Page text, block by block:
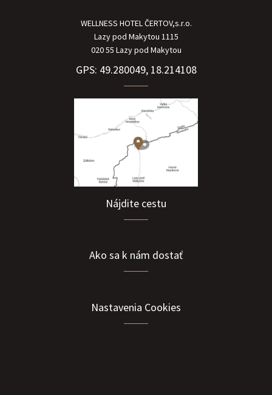
WELLNESS HOTEL ČERTOV,s.r.o.
Lazy pod Makytou 1115
020 55 Lazy pod Makytou
GPS: 49.280049, 18.214108
Nájdite cestu
Ako sa k nám dostať
Nastavenia Cookies